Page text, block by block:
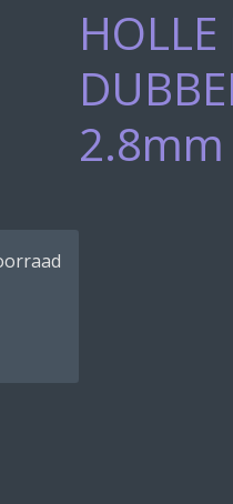
HOLLE
2.8mm